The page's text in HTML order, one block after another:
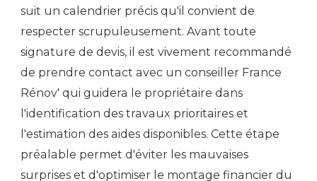
suit un calendrier précis qu'il convient de
respecter scrupuleusement. Avant toute
signature de devis, il est vivement recommandé
de prendre contact avec un conseiller France
Rénov' qui guidera le propriétaire dans
l'identification des travaux prioritaires et
l'estimation des aides disponibles. Cette étape
préalable permet d'éviter les mauvaises
surprises et d'optimiser le montage financier du